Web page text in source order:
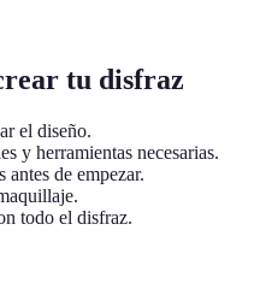
tu disfraz
el diseño.
y herramientas necesarias.
de empezar.
todo el disfraz.